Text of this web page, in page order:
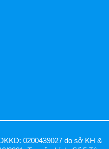
0200439027 do sở KH &